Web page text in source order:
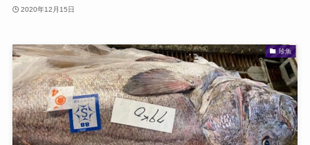
2020年12月15日
珍魚